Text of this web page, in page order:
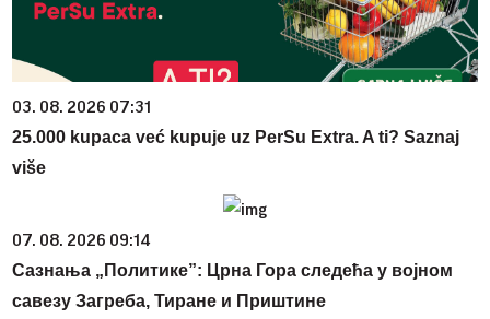
03. 08. 2026 07:31
25.000 kupaca već kupuje uz PerSu Extra. A ti? Saznaj
više
07. 08. 2026 09:14
Сазнања „Политике”: Црна Гора следећа у војном
савезу Загреба, Тиране и Приштине